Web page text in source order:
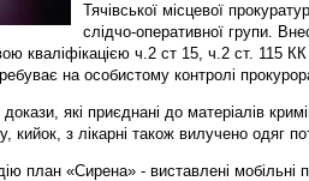
Тячівської місцевої
слідчо-оперативної групи.
кваліфікацією ч.2 ст 15, ч.2 ст. 115 КК
на особистому контролі
які приєднані до матеріалів
кийок, з лікарні також вилучено одяг
план «Сирена» - виставлені мобільні